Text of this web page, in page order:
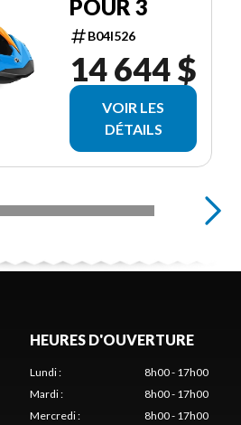
POUR 3
B04I526
14 644 $
VOIR LES
DÉTAILS
HEURES D'OUVERTURE
Lundi:
8h00 - 17h00
Mardi:
8h00 - 17h00
Mercredi:
8h00 - 17h00